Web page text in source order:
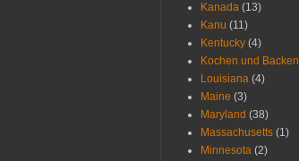
Kanada (13)
Kanu (11)
Kentucky (4)
Kochen und Backen
Louisiana (4)
Maine (3)
Maryland (38)
Massachusetts (1)
Minnesota (2)